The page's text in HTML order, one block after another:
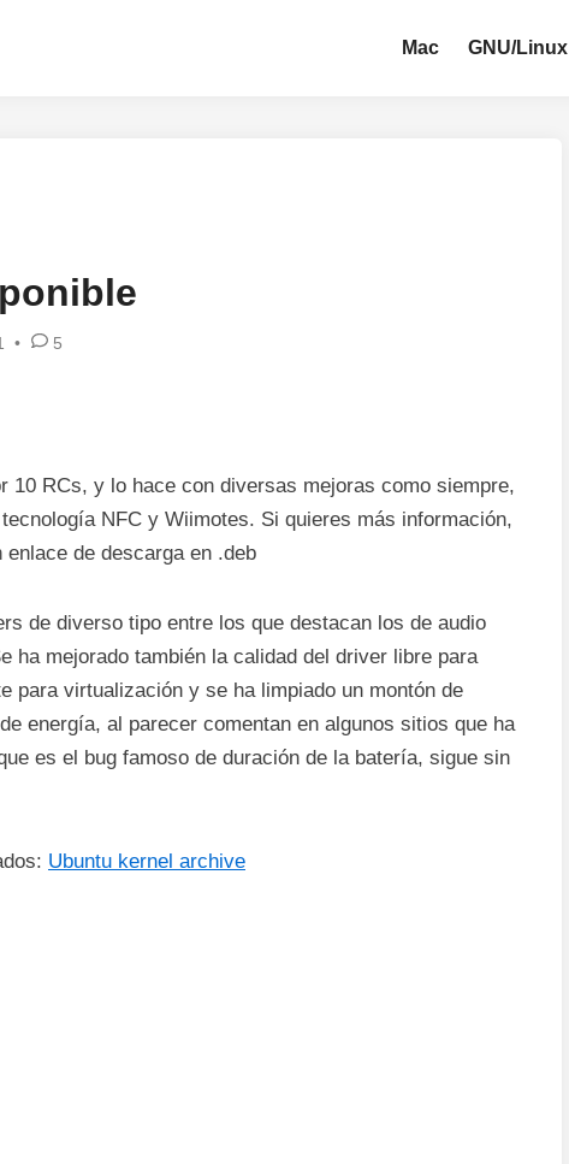
Mac GNU/Linux
• 5
10 RCs, y lo hace con diversas mejoras como siempre,
NFC y Wiimotes. Si quieres más información,
de descarga en .deb
de diverso tipo entre los que destacan los de audio
ha mejorado también la calidad del driver libre para
para virtualización y se ha limpiado un montón de
energía, al parecer comentan en algunos sitios que ha
es el bug famoso de duración de la batería, sigue sin
Ubuntu kernel archive